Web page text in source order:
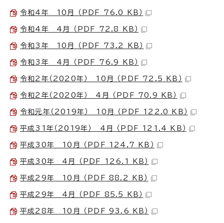
令和4年 10月 （PDF 76.0 KB）
令和4年 4月 （PDF 72.8 KB）
令和3年 10月 （PDF 73.2 KB）
令和3年 4月 （PDF 76.9 KB）
令和2年（2020年） 10月 （PDF 72.5 KB）
令和2年（2020年） 4月 （PDF 70.9 KB）
令和元年（2019年） 10月 （PDF 122.0 KB）
平成31年（2019年） 4月 （PDF 121.4 KB）
平成30年 10月 （PDF 124.7 KB）
平成30年 4月 （PDF 126.1 KB）
平成29年 10月 （PDF 88.2 KB）
平成29年 4月 （PDF 85.5 KB）
平成28年 10月 （PDF 93.6 KB）